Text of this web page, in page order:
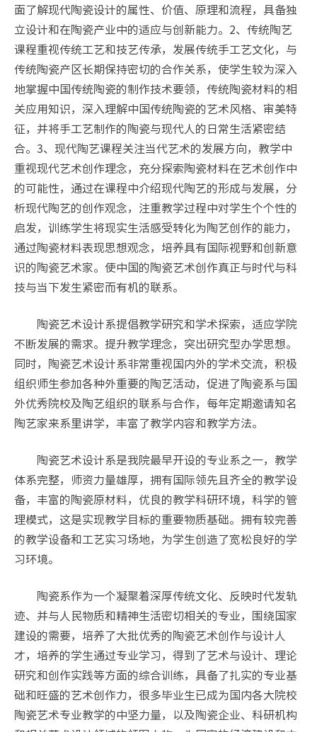
面了解现代陶瓷设计的属性、价值、原理和流程，具备独
立设计和在陶瓷产业中的适应与创新能力。2、传统陶艺
课程重视传统工艺和技艺传承，发展传统手工艺文化，与
传统陶瓷产区长期保持密切的合作关系，使学生较为深入
地掌握中国传统陶瓷的制作技术要领，传统陶瓷材料的相
关应用知识，深入理解中国传统陶瓷的艺术风格、审美特
征，并将手工艺制作的陶瓷与现代人的日常生活紧密结
合。3、现代陶艺课程关注当代艺术的发展方向，教学中
重视现代艺术创作理念，充分探索陶瓷材料在艺术创作中
的可能性，通过在课程中介绍现代陶艺的形成与发展，分
析现代陶艺的创作观念，注重教学过程中对学生个个性的
启发，训练学生将现实生活感受转化为陶艺创作的能力，
通过陶瓷材料表现思想观念，培养具有国际视野和创新意
识的陶瓷艺术家。使中国的陶瓷艺术创作真正与时代与科
技与当下发生紧密而有机的联系。
陶瓷艺术设计系提倡教学研究和学术探索，适应学院
不断发展的需求。提升教学理念，突出研究型办学思想。
同时，陶瓷艺术设计系非常重视国内外的学术交流，积极
组织师生参加各种外重要的陶艺活动，促进了陶瓷系与国
外优秀院校及陶艺组织的联系与合作，每年定期邀请知名
陶艺家来系里讲学，丰富了教学内容和教学方法。
陶瓷艺术设计系是我院最早开设的专业系之一，教学
体系完整，师资力量雄厚，拥有国际领先且齐全的教学设
备，丰富的陶瓷原材料，优良的教学科研环境，科学的管
理模式，这是实现教学目标的重要物质基础。拥有较完善
的教学设备和工艺实习场地，为学生创造了宽松良好的学
习环境。
陶瓷系作为一个凝聚着深厚传统文化、反映时代发轨
迹、并与人民物质和精神生活密切相关的专业，围绕国家
建设的需要，培养了大批优秀的陶瓷艺术创作与设计人
才，培养的学生通过专业学习，得到了艺术与设计、理论
研究和创作实践等方面的综合训练，具备了扎实的专业基
础和旺盛的艺术创作力，很多毕业生已成为国内各大院校
陶瓷艺术专业教学的中坚力量，以及陶瓷企业、科研机构